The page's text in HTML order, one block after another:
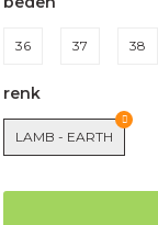
36 37 38
renk
LAMB - EARTH